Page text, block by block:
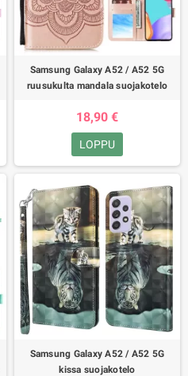
Samsung Galaxy A52 / A52 5G
ruusukulta mandala suojakotelo
18,90 €
LOPPU
Samsung Galaxy A52 / A52 5G
kissa suojakotelo